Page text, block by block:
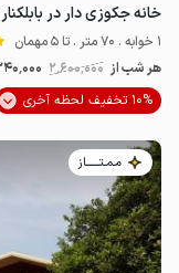
خانه جکوزی دار در
1 خوابه . 70 متر . تا 5 مهمان
هر شب از 2٬600٬000
10% تخفیف لحظه آخری
مـمـتــــــاز